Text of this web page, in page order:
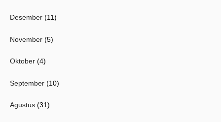
Desember (11)
November (5)
Oktober (4)
September (10)
Agustus (31)